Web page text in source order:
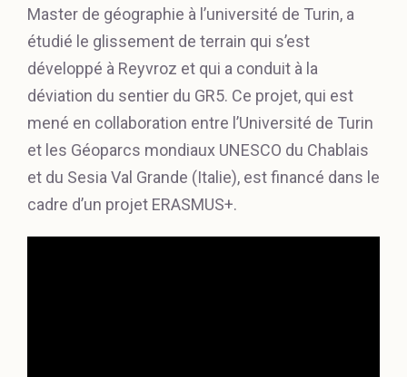
Master de géographie à l’université de Turin, a
étudié le glissement de terrain qui s’est
développé à Reyvroz et qui a conduit à la
déviation du sentier du GR5. Ce projet, qui est
mené en collaboration entre l’Université de Turin
et les Géoparcs mondiaux UNESCO du Chablais
et du Sesia Val Grande (Italie), est financé dans le
cadre d’un projet ERASMUS+.